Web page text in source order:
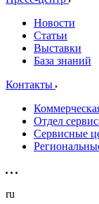
Новости
Статьи
Выставки
База знаний
Контакты
Отдел
Сервисные
ru